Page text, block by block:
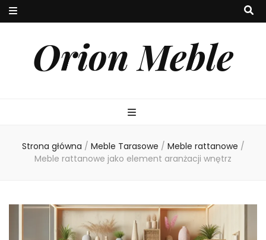
Orion Meble
Strona główna / Meble Tarasowe / Meble rattanowe /
Meble rattanowe jako element aranżacji wnętrz